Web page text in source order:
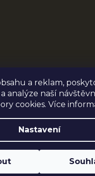
a reklam,
analýze naší
cookies. Více
Nastavení
Vytvořil Shoptet